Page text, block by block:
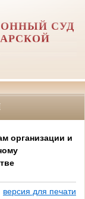
СУД
организации и
версия для печати